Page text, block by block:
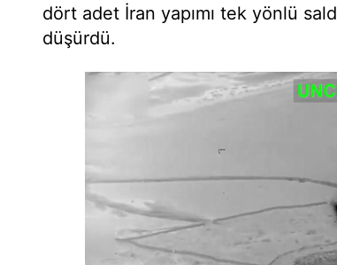
dört adet İran yapımı tek yönlü
düşürdü.